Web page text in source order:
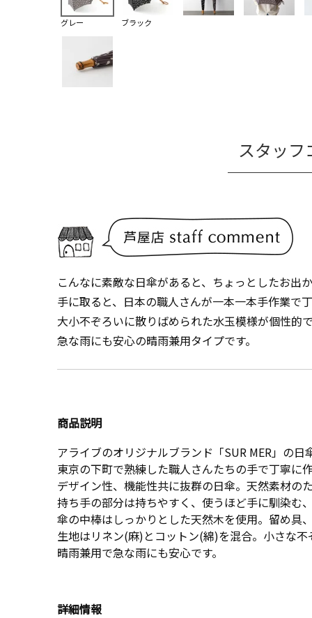
グレー ブラック
スタッフ
こんなに素敵な日傘があると、ちょっとしたお
手に取ると、日本の職人さんが一本一本手作業で
大小不ぞろいに散りばめられた水玉模様が個性的
急な雨にも安心の晴雨兼用タイプです。
商品説明
アライブのオリジナルブランド「SUR MER」の
東京の下町で熟練した職人さんたちの手で丁寧に
デザイン性、機能性共に抜群の日傘。天然素材の
持ち手の部分は持ちやすく、使うほど手に馴染む
傘の中棒はしっかりとした天然木を使用。留め具
生地はリネン(麻)とコットン(綿)を混合。小さな
晴雨兼用で急な雨にも安心です。
詳細情報